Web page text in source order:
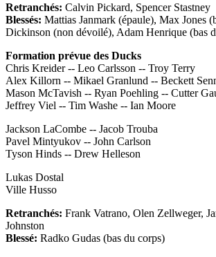
Retranchés: Calvin Pickard, Spencer Stastney
Blessés: Mattias Janmark (épaule), Max Jones
Dickinson (non dévoilé), Adam Henrique (bas
Formation prévue des Ducks
Chris Kreider -- Leo Carlsson -- Troy Terry
Alex Killorn -- Mikael Granlund -- Beckett
Mason McTavish -- Ryan Poehling -- Cutter
Jeffrey Viel -- Tim Washe -- Ian Moore
Jackson LaCombe -- Jacob Trouba
Pavel Mintyukov -- John Carlson
Tyson Hinds -- Drew Helleson
Lukas Dostal
Ville Husso
Retranchés: Frank Vatrano, Olen Zellweger,
Johnston
Blessé: Radko Gudas (bas du corps)